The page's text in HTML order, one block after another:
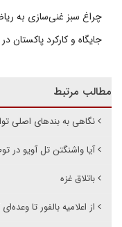
چراغ سبز غنی‌سازی به
جایگاه و کارکرد پاکستان
مطالب مرتبط
نگاهی به بندهای اصلی توافق ۲۰ ماده‌ای ترامپ
آیا واشنگتن تل آویو
باتلاق غزه
از اعلامیه بالفور تا